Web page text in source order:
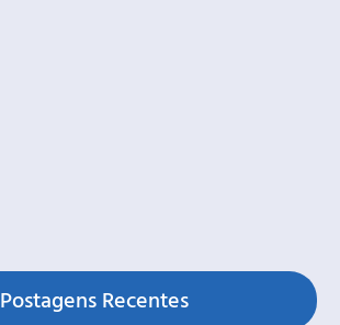
Postagens Recentes